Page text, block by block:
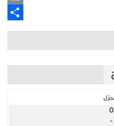
Email
0
-